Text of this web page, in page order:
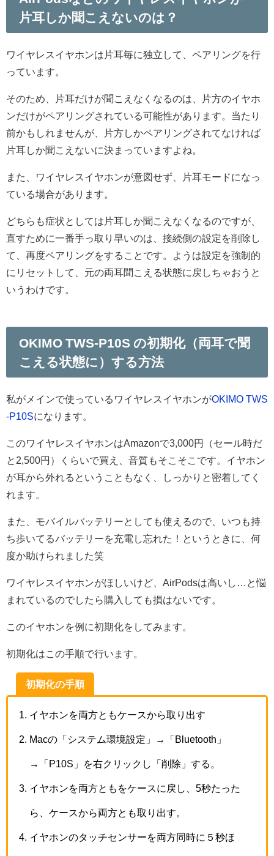
片耳しか聞こえないのは？
ワイヤレスイヤホンは片耳毎に独立して、ペアリングを行
っています。
そのため、片耳だけが聞こえなくなるのは、片方のイヤホ
ンだけがペアリングされている可能性があります。当たり
前かもしれませんが、片方しかペアリングされてなければ
片耳しか聞こえないに決まっていますよね。
また、ワイヤレスイヤホンが意図せず、片耳モードになっ
ている場合があります。
どちらも症状としては片耳しか聞こえなくなるのですが、
直すために一番手っ取り早いのは、接続側の設定を削除し
て、再度ペアリングをすることです。ようは設定を強制的
にリセットして、元の両耳聞こえる状態に戻しちゃおうと
いうわけです。
OKIMO TWS-P10S の初期化（両耳で聞
こえる状態に）する方法
私がメインで使っているワイヤレスイヤホンがOKIMO TWS
-P10Sになります。
このワイヤレスイヤホンはAmazonで3,000円（セール時だ
と2,500円）くらいで買え、音質もそこそこです。イヤホン
が耳から外れるということもなく、しっかりと密着してく
れます。
また、モバイルバッテリーとしても使えるので、いつも持
ち歩いてるバッテリーを充電し忘れた！というときに、何
度か助けられました笑
ワイヤレスイヤホンがほしいけど、AirPodsは高いし…と悩
まれているのでしたら購入しても損はないです。
このイヤホンを例に初期化をしてみます。
初期化はこの手順で行います。
初期化の手順
イヤホンを両方ともケースから取り出す
Macの「システム環境設定」→「Bluetooth」
→「P10S」を右クリックし「削除」する。
イヤホンを両方ともをケースに戻し、5秒たった
ら、ケースから両方とも取り出す。
イヤホンのタッチセンサーを両方同時に５秒ほ